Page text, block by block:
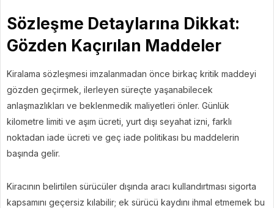
Sözleşme Detaylarına Dikkat:
Gözden Kaçırılan Maddeler
Kiralama sözleşmesi imzalanmadan önce birkaç kritik maddeyi
gözden geçirmek, ilerleyen süreçte yaşanabilecek
anlaşmazlıkları ve beklenmedik maliyetleri önler. Günlük
kilometre limiti ve aşım ücreti, yurt dışı seyahat izni, farklı
noktadan iade ücreti ve geç iade politikası bu maddelerin
başında gelir.
Kiracının belirtilen sürücüler dışında aracı kullandırtması sigorta
kapsamını geçersiz kılabilir; ek sürücü kaydını ihmal etmemek bu